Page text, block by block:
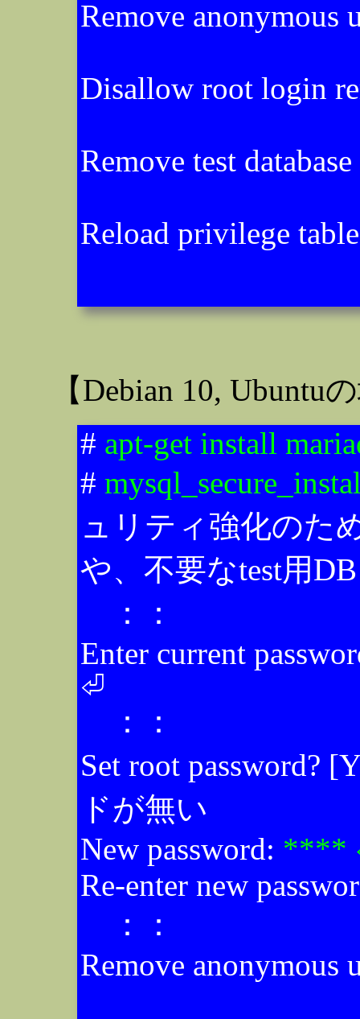
Remove anonymous
Disallow root login
Remove test
Reload privilege
【Debian 10, Ubuntu
# apt-get install
#
ュリティ強化のた
や、不要なtest用
：：
Enter current
⏎
：：
Set root password?
ドが無い
New password: ****
Re-enter new
：：
Remove anonymous